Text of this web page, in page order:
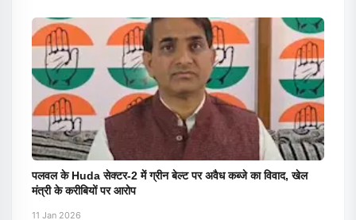
पलवल के Huda सेक्टर-2 में ग्रीन बेल्ट पर अवैध कब्जे का विवाद, खेल
मंत्री के करीबियों पर आरोप
11 Jan 2026